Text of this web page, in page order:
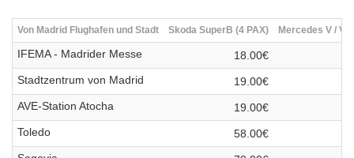
Von Madrid Flughafen und Stadt Skoda SuperB (4 PAX) Mercedes V /
IFEMA - Madrider Messe
18.00€
Stadtzentrum von Madrid
19.00€
AVE-Station Atocha
19.00€
Toledo
58.00€